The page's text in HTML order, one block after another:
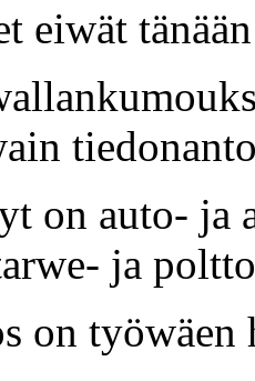
eiwät
on auto- ja
ja
on työwäen